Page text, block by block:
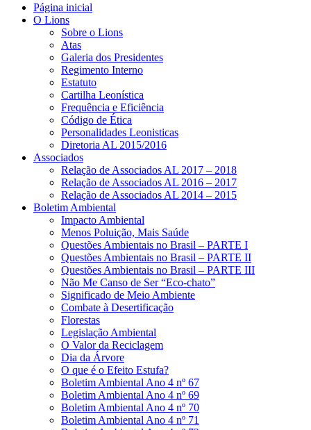
Página inicial
O Lions
Sobre o Lions
Atas
Galeria dos Presidentes
Regimento Interno
Estatuto
Cartilha Leonística
Frequência e Eficiência
Código de Ética
Personalidades Leonisticas
Diretoria AL 2015/2016
Associados
Relação de Associados AL 2017 – 2018
Relação de Associados AL 2016 – 2017
Relação de Associados AL 2014 – 2015
Boletim Ambiental
Impacto Ambiental
Menos Poluição, Mais Saúde
Questões Ambientais no Brasil – PARTE I
Questões Ambientais no Brasil – PARTE II
Questões Ambientais no Brasil – PARTE III
Não Me Canso de Ser “Eco-chato”
Significado de Meio Ambiente
Combate à Desertificação
Florestas
Legislação Ambiental
O Valor da Reciclagem
Dia da Árvore
O que é o Efeito Estufa?
Boletim Ambiental Ano 4 nº 67
Boletim Ambiental Ano 4 nº 69
Boletim Ambiental Ano 4 nº 70
Boletim Ambiental Ano 4 nº 71